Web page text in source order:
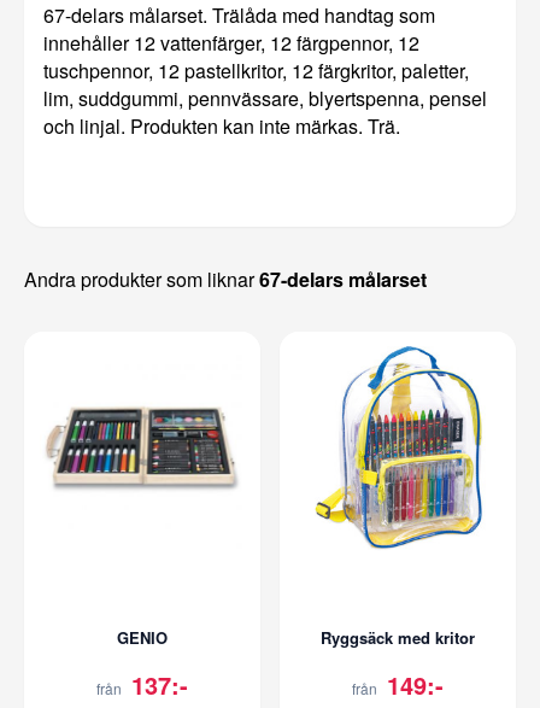
67-delars målarset. Trälåda med handtag som
innehåller 12 vattenfärger, 12 färgpennor, 12
tuschpennor, 12 pastellkritor, 12 färgkritor, paletter,
lim, suddgummi, pennvässare, blyertspenna, pensel
och linjal. Produkten kan inte märkas. Trä.
Andra produkter som liknar67-delars målarset
GENIO
från 137:-
Ryggsäck med kritor
från 149:-